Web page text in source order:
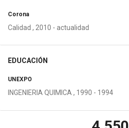
Corona
Calidad , 2010 - actualidad
EDUCACIÓN
UNEXPO
INGENIERIA QUIMICA , 1990 - 1994